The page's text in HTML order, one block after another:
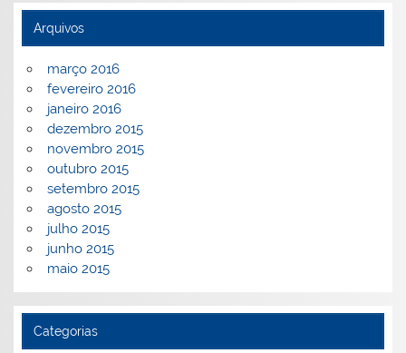
Arquivos
março 2016
fevereiro 2016
janeiro 2016
dezembro 2015
novembro 2015
outubro 2015
setembro 2015
agosto 2015
julho 2015
junho 2015
maio 2015
Categorias